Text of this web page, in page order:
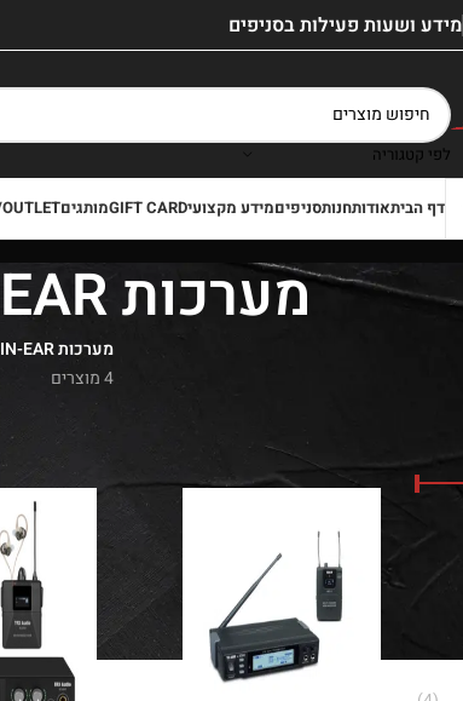
מידע ושעות פעילות בסניפים
לפי קטגוריה
דף הביתאודותחנותסניפיםמידע מקצועיGIFT CARDמותגיםOUTLET/מבצעים
מערכות IN-EAR אלחוטיות
מערכות IN-EAR אלחוטיות
4 מוצרים
»